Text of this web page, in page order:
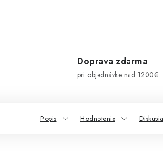
Doprava zdarma
pri objednávke nad 1200€
Popis Hodnotenie Diskusia